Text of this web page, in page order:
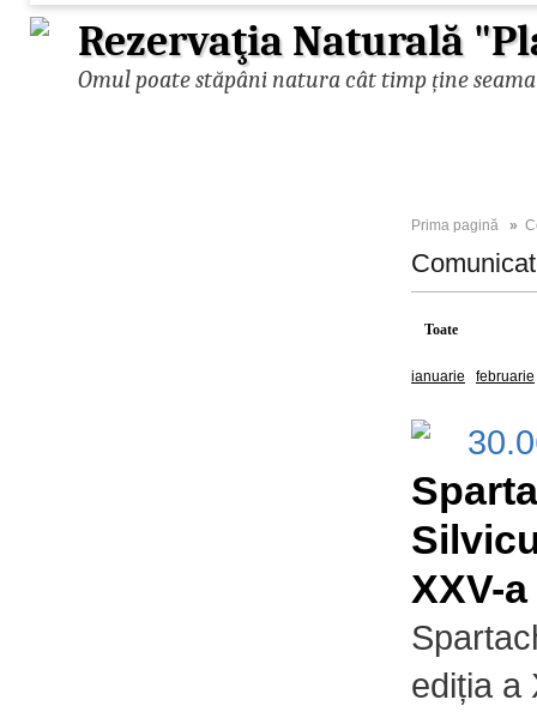
Rezervaţia Naturală
Omul poate stăpâni natura cât timp ține
Prima pagină »
Toate
ianuarie februarie
XXV-a
ediția a